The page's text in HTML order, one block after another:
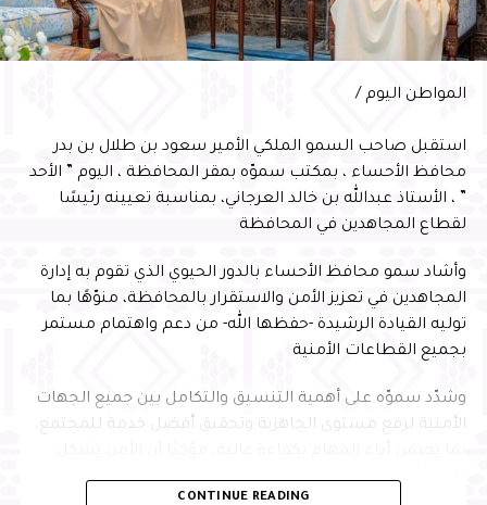
وفي ختام الحفل، سلّم سمو محافظ الأحساء شهادة السفير
الملا
المواطن اليوم /
استقبل صاحب السمو الملكي الأمير سعود بن طلال بن بدر
محافظ الأحساء ، بمكتب سموّه بمقر المحافظة ، اليوم ” الأحد
” ، الأستاذ عبدالله بن خالد العرجاني، بمناسبة تعيينه رئيسًا
لقطاع المجاهدين في المحافظة
وأشاد سمو محافظ الأحساء بالدور الحيوي الذي تقوم به إدارة
المجاهدين في تعزيز الأمن والاستقرار بالمحافظة، منوّهًا بما
توليه القيادة الرشيدة -حفظها الله- من دعم واهتمام مستمر
بجميع القطاعات الأمنية
وشدّد سموّه على أهمية التنسيق والتكامل بين جميع الجهات
الأمنية لرفع مستوى الجاهزية وتحقيق أفضل خدمة للمجتمع،
ركيزة أساسية لتعزيز بيئة الأعمال وجذب الاستثمارات إلى
CONTINUE READING